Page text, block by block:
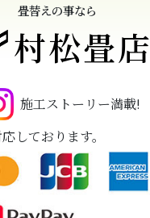
畳替えの事なら
村松畳店
施工ストーリー満載!
しております。